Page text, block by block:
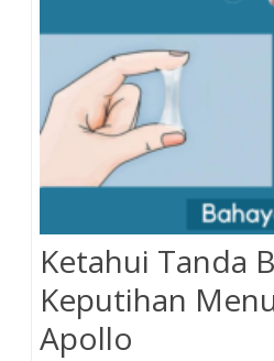
Ketahui Tanda
Keputihan
Apollo